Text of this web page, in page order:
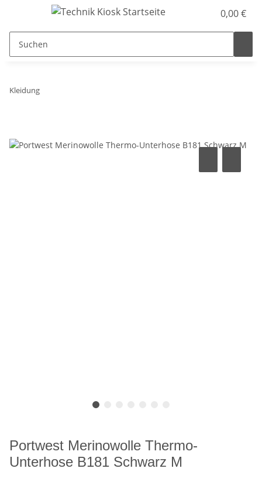
0,00 €
Kleidung
Portwest Merinowolle Thermo-
Unterhose B181 Schwarz M